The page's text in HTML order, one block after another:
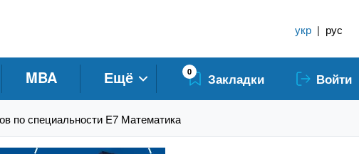
укр | рус
MBA Ещё 0 Закладки Войти
по специальности E7 Математика